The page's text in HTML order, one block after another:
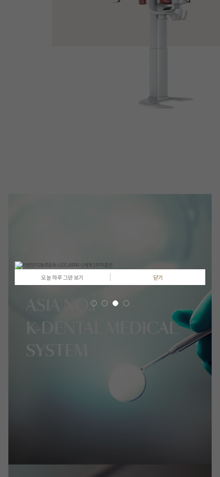
ASIA NO.1
K-DENTAL MEDICAL
SYSTEM
오늘 하루 그만 보기 닫기